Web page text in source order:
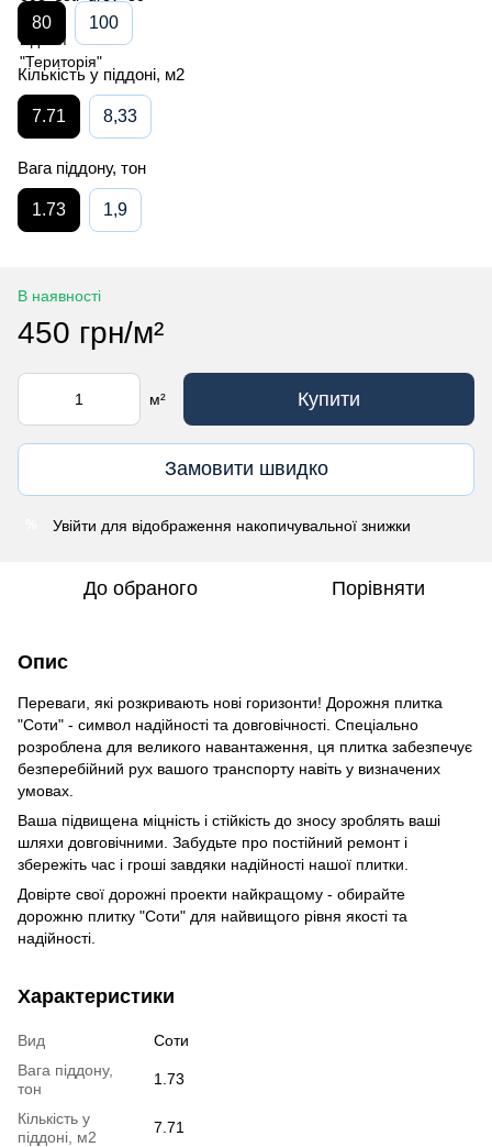
80 100
Кількість у піддоні, м2
7.71 8,33
Вага піддону, тон
1.73 1,9
В наявності
450 грн/м²
м² Купити
Замовити швидко
Увійти для відображення накопичувальної знижки
До обраного Порівняти
Опис
Переваги, які розкривають нові горизонти! Дорожня плитка
"Соти" - символ надійності та довговічності. Спеціально
розроблена для великого навантаження, ця плитка забезпечує
безперебійний рух вашого транспорту навіть у визначених
умовах.
Ваша підвищена міцність і стійкість до зносу зроблять ваші
шляхи довговічними. Забудьте про постійний ремонт і
збережіть час і гроші завдяки надійності нашої плитки.
Довірте свої дорожні проекти найкращому - обирайте
дорожню плитку "Соти" для найвищого рівня якості та
надійності.
Характеристики
Вид
Соти
Вага піддону,
тон
1.73
Кількість у
піддоні, м2
7.71